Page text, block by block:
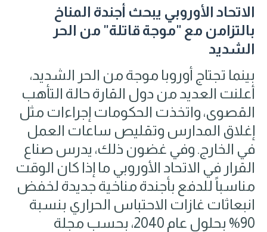
الاتحاد الأوروبي يبحث أجندة المناخ
بالتزامن مع "موجة قاتلة" من الحر
الشديد
بينما تجتاج أوروبا موجة من الحر الشديد،
أعلنت العديد من دول القارة حالة التأهب
القصوى، واتخذت الحكومات إجراءات مثل
إغلاق المدارس وتقليص ساعات العمل
في الخارج. وفي غضون ذلك، يدرس صناع
القرار في الاتحاد الأوروبي ما إذا كان الوقت
مناسباً للدفع بأجندة مناخية جديدة لخفض
انبعاثات غازات الاحتباس الحراري بنسبة
90% بحلول عام 2040، بحسب مجلة